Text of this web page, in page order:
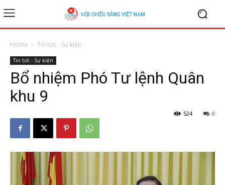
Home Tin tức - Sự kiện
Tin tức - Sự kiện
Bổ nhiệm Phó Tư lệnh Quân
khu 9
0
524